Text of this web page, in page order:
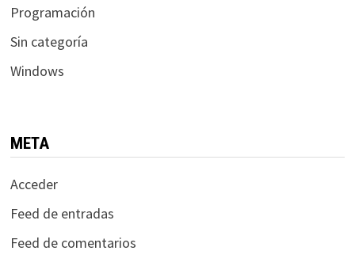
Programación
Sin categoría
Windows
META
Acceder
Feed de entradas
Feed de comentarios